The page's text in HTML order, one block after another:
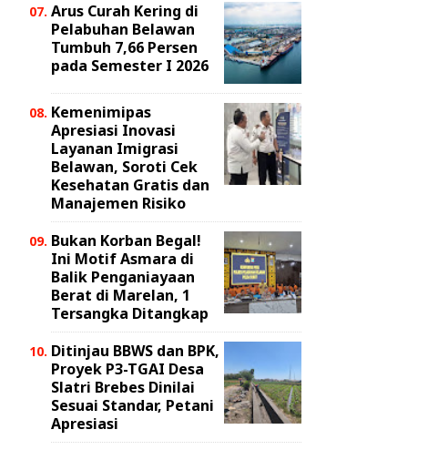
Arus Curah Kering di
Pelabuhan Belawan
Tumbuh 7,66 Persen
pada Semester I 2026
Kemenimipas
Apresiasi Inovasi
Layanan Imigrasi
Belawan, Soroti Cek
Kesehatan Gratis dan
Manajemen Risiko
Bukan Korban Begal!
Ini Motif Asmara di
Balik Penganiayaan
Berat di Marelan, 1
Tersangka Ditangkap
Ditinjau BBWS dan BPK,
Proyek P3-TGAI Desa
Slatri Brebes Dinilai
Sesuai Standar, Petani
Apresiasi